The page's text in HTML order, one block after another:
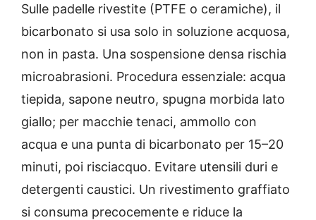
Sulle padelle rivestite (PTFE o ceramiche), il
bicarbonato si usa solo in soluzione acquosa,
non in pasta. Una sospensione densa rischia
microabrasioni. Procedura essenziale: acqua
tiepida, sapone neutro, spugna morbida lato
giallo; per macchie tenaci, ammollo con
acqua e una punta di bicarbonato per 15–20
minuti, poi risciacquo. Evitare utensili duri e
detergenti caustici. Un rivestimento graffiato
si consuma precocemente e riduce la